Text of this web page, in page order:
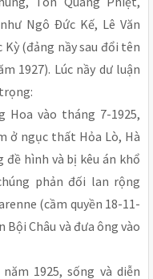
Ngô Ðức Kế, Lê Văn
(đảng nầy sau đổi tên
1927). Lúc nầy dư luận
vào tháng 7-1925,
ở ngục thất Hỏa Lò, Hà
hình và bị kêu án khổ
phản đối lan rộng
(cầm quyền 18-11-
Bội Châu và đưa ông vào
1925, sống và diễn